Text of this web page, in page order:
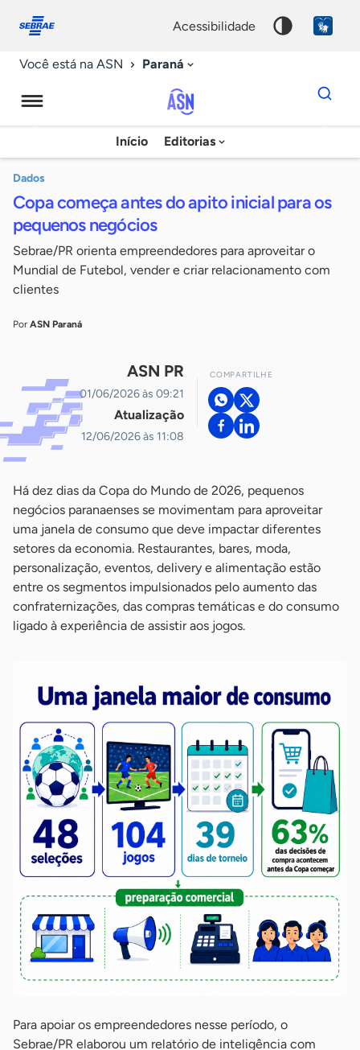
conosco
acessibilidade
Você está na ASN Paraná
Agência
Sebrae
Notícias
Início Editorias
Dados
para
chave
Dados
Copa começa antes do apito inicial para os
pequenos negócios
Sebrae/PR orienta empreendedores para aproveitar o
Mundial de Futebol, vender e criar relacionamento com
clientes
Por ASN Paraná
ASN PR
01/06/2026 às 09:21
Atualização
12/06/2026 às 11:08
COMPARTILHE
Há dez dias da Copa do Mundo de 2026, pequenos
negócios paranaenses se movimentam para aproveitar
uma janela de consumo que deve impactar diferentes
setores da economia. Restaurantes, bares, moda,
personalização, eventos, delivery e alimentação estão
entre os segmentos impulsionados pelo aumento das
confraternizações, das compras temáticas e do consumo
ligado à experiência de assistir aos jogos.
Para apoiar os empreendedores nesse período, o
Sebrae/PR elaborou um relatório de inteligência com